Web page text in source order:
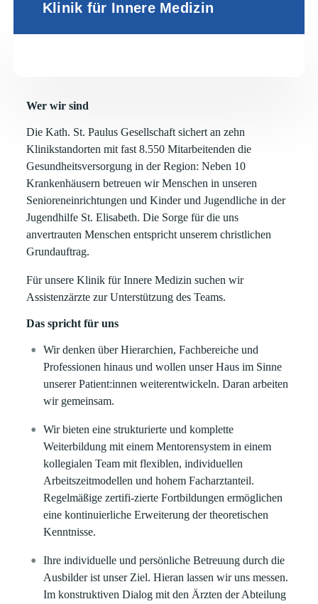
Klinik für Innere Medizin
Wer wir sind
Die Kath. St. Paulus Gesellschaft sichert an zehn
Klinikstandorten mit fast 8.550 Mitarbeitenden die
Gesundheitsversorgung in der Region: Neben 10
Krankenhäusern betreuen wir Menschen in unseren
Senioreneinrichtungen und Kinder und Jugendliche in der
Jugendhilfe St. Elisabeth. Die Sorge für die uns
anvertrauten Menschen entspricht unserem christlichen
Grundauftrag.
Für unsere Klinik für Innere Medizin suchen wir
Assistenzärzte zur Unterstützung des Teams.
Das spricht für uns
Wir denken über Hierarchien, Fachbereiche und
Professionen hinaus und wollen unser Haus im Sinne
unserer Patient:innen weiterentwickeln. Daran arbeiten
wir gemeinsam.
Wir bieten eine strukturierte und komplette
Weiterbildung mit einem Mentorensystem in einem
kollegialen Team mit flexiblen, individuellen
Arbeitszeitmodellen und hohem Facharztanteil.
Regelmäßige zertifi-zierte Fortbildungen ermöglichen
eine kontinuierliche Erweiterung der theoretischen
Kenntnisse.
Ihre individuelle und persönliche Betreuung durch die
Ausbilder ist unser Ziel. Hieran lassen wir uns messen.
Im konstruktiven Dialog mit den Ärzten der Abteilung